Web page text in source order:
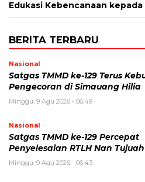
Edukasi Kebencanaan
BERITA TERBARU
Nasional
Satgas TMMD ke-129 Terus
Pengecoran di Simauang Hilia
Minggu, 9 Agu 2026 - 06:49
Nasional
Satgas TMMD ke-129 Percepat
Penyelesaian RTLH Nan Tujuah
Minggu, 9 Agu 2026 - 06:43